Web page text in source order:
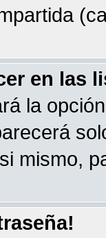
en las
la
mismo,